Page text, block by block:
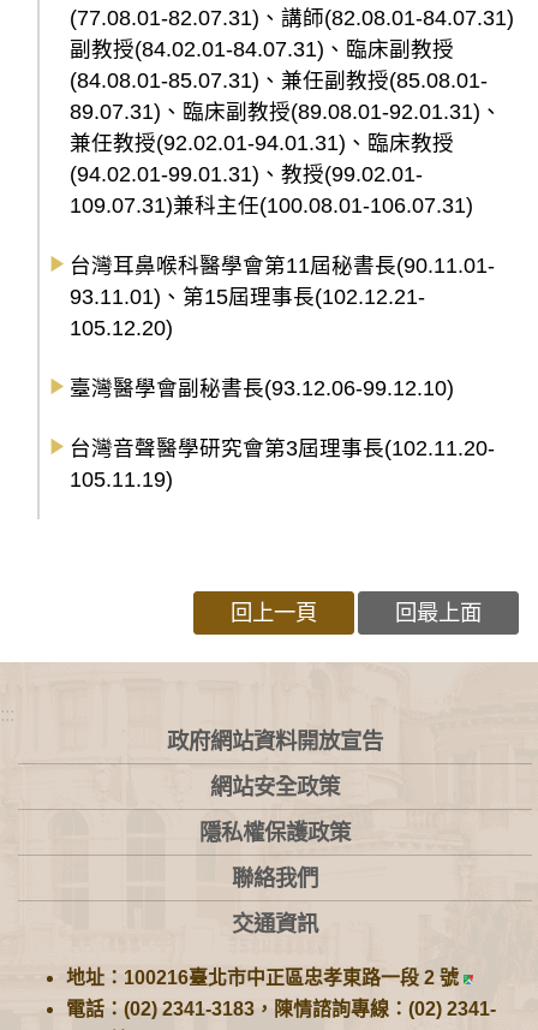
(77.08.01-82.07.31)、講師(82.08.01-84.07.31)
副教授(84.02.01-84.07.31)、臨床副教授
(84.08.01-85.07.31)、兼任副教授(85.08.01-
89.07.31)、臨床副教授(89.08.01-92.01.31)、
兼任教授(92.02.01-94.01.31)、臨床教授
(94.02.01-99.01.31)、教授(99.02.01-
109.07.31)兼科主任(100.08.01-106.07.31)
台灣耳鼻喉科醫學會第11屆秘書長(90.11.01-
93.11.01)、第15屆理事長(102.12.21-
105.12.20)
臺灣醫學會副秘書長(93.12.06-99.12.10)
台灣音聲醫學研究會第3屆理事長(102.11.20-
105.11.19)
回上一頁 回最上面
:::
政府網站資料開放宣告
網站安全政策
隱私權保護政策
聯絡我們
交通資訊
地址：100216臺北市中正區忠孝東路一段 2 號
電話：(02) 2341-3183，陳情諮詢專線：(02) 2341-